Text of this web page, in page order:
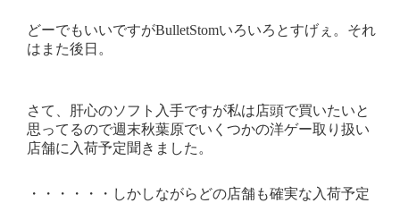
どーでもいいですがBulletStomいろいろとすげぇ。それ
はまた後日。
さて、肝心のソフト入手ですが私は店頭で買いたいと
思ってるので週末秋葉原でいくつかの洋ゲー取り扱い
店舗に入荷予定聞きました。
・・・・・・しかしながらどの店舗も確実な入荷予定